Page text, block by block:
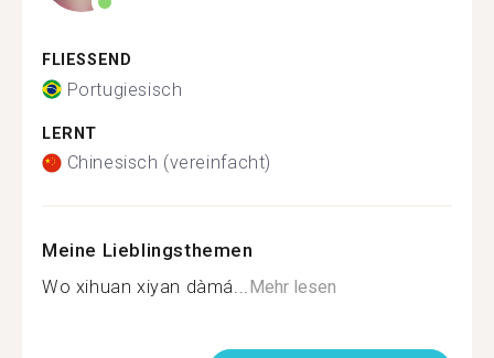
FLIESSEND
Portugiesisch
LERNT
Chinesisch (vereinfacht)
Meine Lieblingsthemen
Wo xihuan xiyan dàmá...Mehr lesen